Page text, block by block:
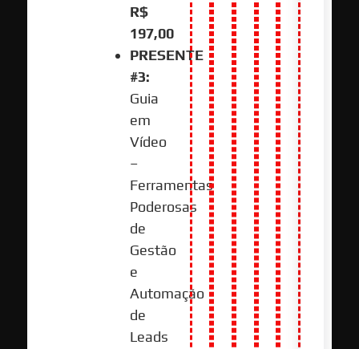
R$
197,00
PRESENTE
#3:
Guia
em
Vídeo
–
Ferramentas
Poderosas
de
Gestão
e
Automação
de
Leads